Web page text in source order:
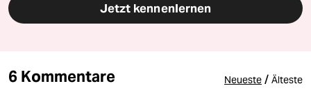
Jetzt kennenlernen
6 Kommentare Neueste / Älteste